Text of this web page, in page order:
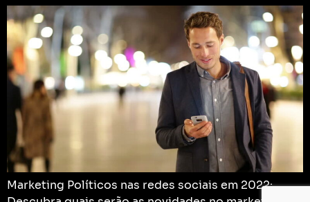
Marketing Políticos nas redes sociais em 2022: